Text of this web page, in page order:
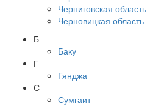
Черниговская область
Черновицкая область
Б
Баку
Г
Гянджа
С
Сумгаит